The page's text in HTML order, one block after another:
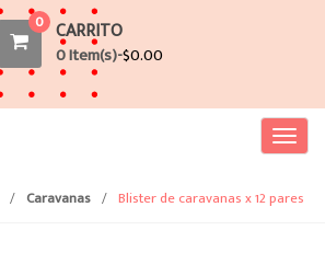
0 CARRITO
0 Item(s)-$0.00
T
g
/ Caravanas / Blister de caravanas x 12 pares